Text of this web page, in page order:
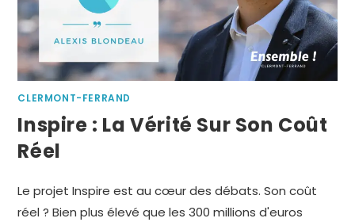
CLERMONT-FERRAND
Inspire : La Vérité Sur Son Coût
Réel
Le projet Inspire est au cœur des débats. Son coût
réel ? Bien plus élevé que les 300 millions d'euros